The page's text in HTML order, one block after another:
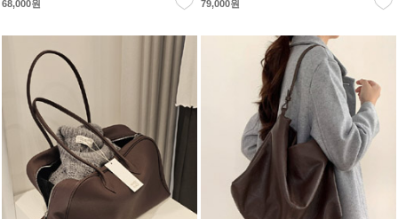
68,000원
79,000원